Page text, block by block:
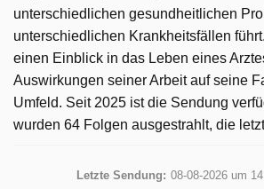
unterschiedlichen gesundheitlichen
unterschiedlichen Krankheitsfällen
einen Einblick in das Leben eines
Auswirkungen seiner Arbeit auf seine
Umfeld. Seit 2025 ist die Sendung
wurden 64 Folgen ausgestrahlt, die
Letzte Sendung: 08-08-2026 um